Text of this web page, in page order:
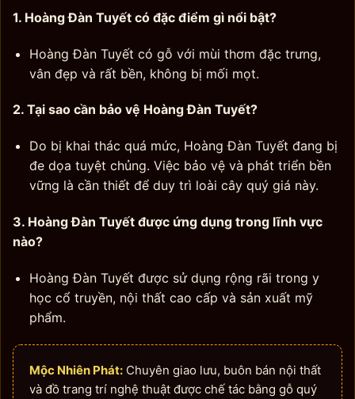
1. Hoàng Đàn Tuyết có đặc điểm gì nổi bật?
Hoàng Đàn Tuyết có gỗ với mùi thơm đặc trưng,
vân đẹp và rất bền, không bị mối mọt.
2. Tại sao cần bảo vệ Hoàng Đàn Tuyết?
Do bị khai thác quá mức, Hoàng Đàn Tuyết đang bị
đe dọa tuyệt chủng. Việc bảo vệ và phát triển bền
vững là cần thiết để duy trì loài cây quý giá này.
3. Hoàng Đàn Tuyết được ứng dụng trong lĩnh vực
nào?
Hoàng Đàn Tuyết được sử dụng rộng rãi trong y
học cổ truyền, nội thất cao cấp và sản xuất mỹ
phẩm.
Mộc Nhiên Phát: Chuyên giao lưu, buôn bán nội thất
và đồ trang trí nghệ thuật được chế tác bằng gỗ quý